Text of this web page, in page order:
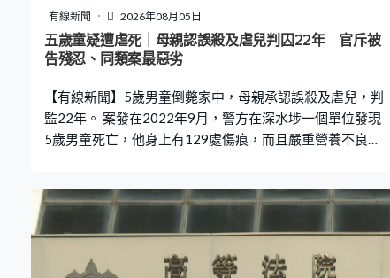
有線新聞 2026年08月05日
五歲童疑遭虐死｜母親認誤殺及虐兒判囚22年 官斥被
告殘忍、同類案最惡劣
【有線新聞】5歲男童倒斃家中，母親承認誤殺及虐兒，判
監22年。 案發在2022年9月，警方在深水埗一個單位發現
5歲男童死亡，他身上有129處傷痕，而且嚴重營養不良，
不及同齡兒童一半，又與學校及姊弟隔絕，批評被告是有
預謀，是同類案件最惡劣，質疑她作為母親，可以如此殘